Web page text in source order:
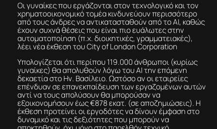
Οι γυναίκες που εργάζονται στον τεχνολογικό και τον
χρηματοοικονομικό τομέα κινδυνεύουν περισσότερο
από τους άνδρες να αντικατασταθούν από το AI, καθώς
έχουν συχνά θέσεις που είναι πιο ευάλωτες στην
αυτοματοποίηση (π.χ. διοικητικές, γραμματειακές),
λέει νέα έκθεση του City of London Corporation
Υπολογίζεται ότι περίπου 119.000 άνθρωποι (κυρίως
γυναίκες) θα απολυθούν λόγω του ΑΙ την επόμενη
δεκαετία στο Ην. Βασίλειο. Ωστόσο αν οι εταιρείες
επένδυαν σε επανεκπαίδευση των εργαζομένων αυτών
αντί να τους απολύσουν θα μπορούσαν να
εξοικονομήσουν έως €878 εκατ. (σε αποζημιώσεις). Η
έκθεση προτείνει οι εργοδότες να δίνουν έμφαση στο
δυναμικό και τις δεξιότητες που μπορούν να